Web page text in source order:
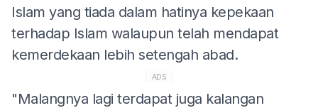
Islam yang tiada dalam hatinya kepekaan
terhadap Islam walaupun telah mendapat
kemerdekaan lebih setengah abad.
ADS
"Malangnya lagi terdapat juga kalangan